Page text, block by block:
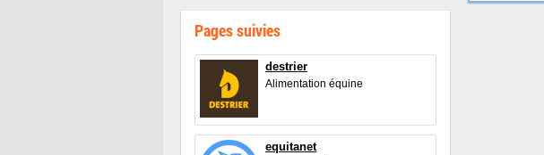
Pages suivies
destrier
Alimentation équine
equitanet